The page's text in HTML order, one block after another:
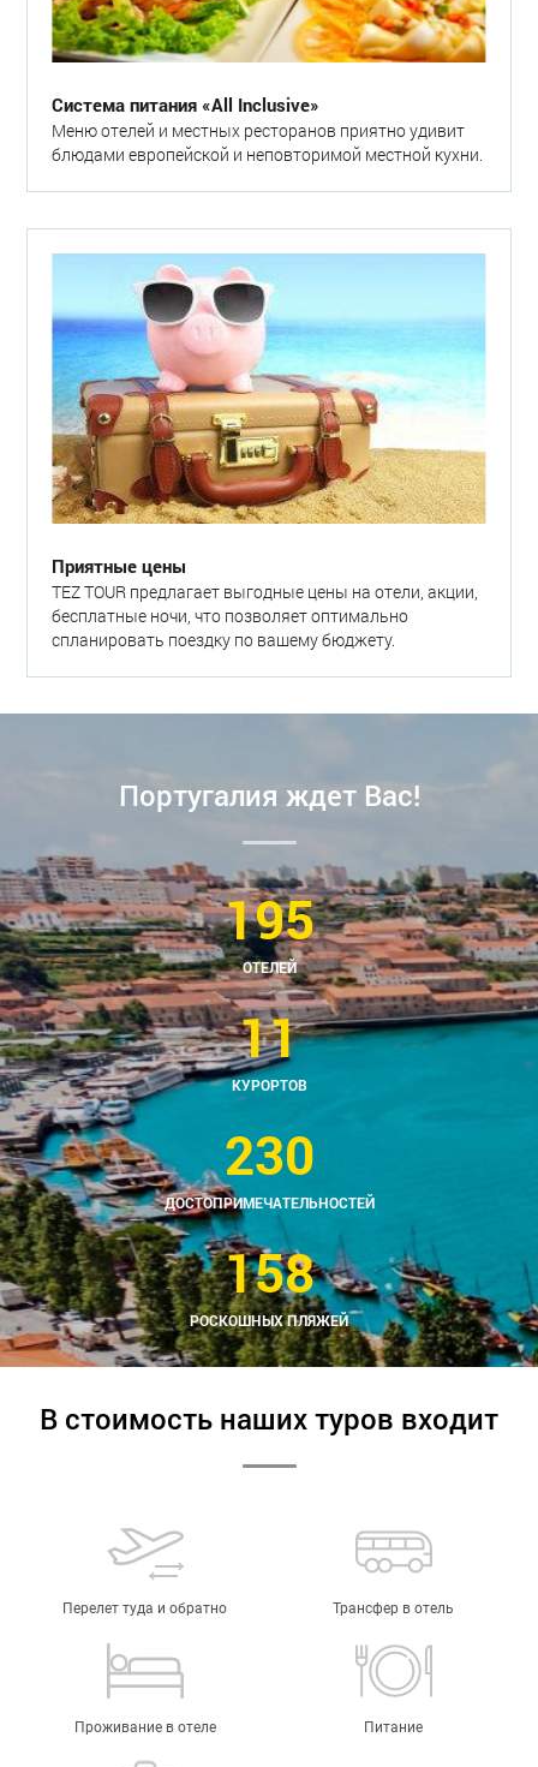
Система питания «All Inclusive»
Меню отелей и местных ресторанов приятно удивит
блюдами европейской и неповторимой местной кухни.
Приятные цены
TEZ TOUR предлагает выгодные цены на отели, акции,
бесплатные ночи, что позволяет оптимально
спланировать поездку по вашему бюджету.
Португалия ждет Вас!
195
ОТЕЛЕЙ
11
КУРОРТОВ
230
ДОСТОПРИМЕЧАТЕЛЬНОСТЕЙ
158
РОСКОШНЫХ ПЛЯЖЕЙ
В стоимость наших туров входит
Перелет туда и обратно Трансфер в отель
Проживание в отеле Питание